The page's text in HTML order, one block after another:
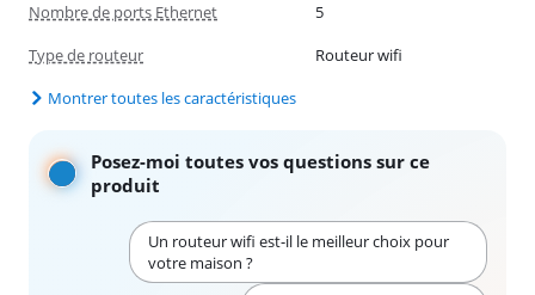
Nombre de ports Ethernet
5
Type de routeur
Routeur wifi
Montrer toutes les caractéristiques
Posez-moi toutes vos questions sur ce
produit
Un routeur wifi est-il le meilleur choix pour
votre maison ?